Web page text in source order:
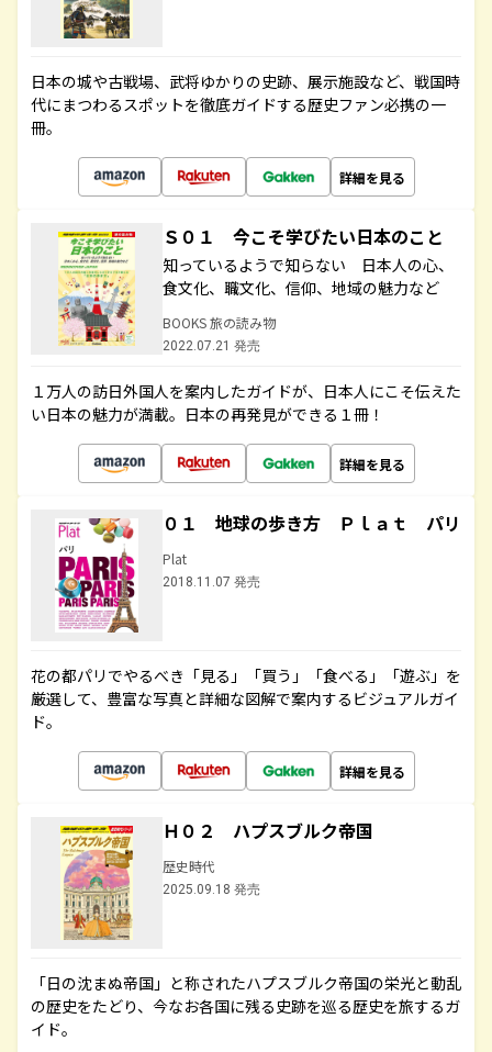
日本の城や古戦場、武将ゆかりの史跡、展示施設など、戦国時
代にまつわるスポットを徹底ガイドする歴史ファン必携の一
冊。
詳細を見る
Ｓ０１ 今こそ学びたい日本のこと
知っているようで知らない 日本人の心、
食文化、職文化、信仰、地域の魅力など
BOOKS 旅の読み物
2022.07.21 発売
１万人の訪日外国人を案内したガイドが、日本人にこそ伝えた
い日本の魅力が満載。日本の再発見ができる１冊！
詳細を見る
０１ 地球の歩き方 Ｐｌａｔ パリ
Plat
2018.11.07 発売
花の都パリでやるべき「見る」「買う」「食べる」「遊ぶ」を
厳選して、豊富な写真と詳細な図解で案内するビジュアルガイ
ド。
詳細を見る
Ｈ０２ ハプスブルク帝国
歴史時代
2025.09.18 発売
「日の沈まぬ帝国」と称されたハプスブルク帝国の栄光と動乱
の歴史をたどり、今なお各国に残る史跡を巡る歴史を旅するガ
イド。